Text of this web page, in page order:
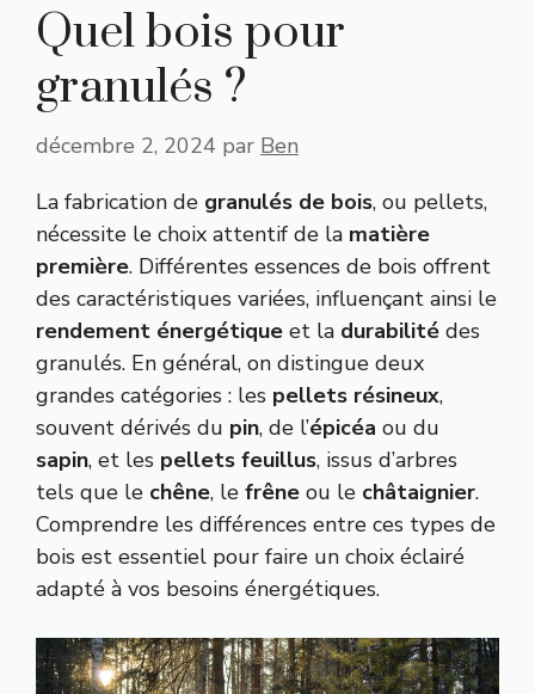
Quel bois pour
granulés ?
décembre 2, 2024 par Ben
La fabrication de granulés de bois, ou pellets,
nécessite le choix attentif de la matière
première. Différentes essences de bois offrent
des caractéristiques variées, influençant ainsi le
rendement énergétique et la durabilité des
granulés. En général, on distingue deux
grandes catégories : les pellets résineux,
souvent dérivés du pin, de l’épicéa ou du
sapin, et les pellets feuillus, issus d’arbres
tels que le chêne, le frêne ou le châtaignier.
Comprendre les différences entre ces types de
bois est essentiel pour faire un choix éclairé
adapté à vos besoins énergétiques.